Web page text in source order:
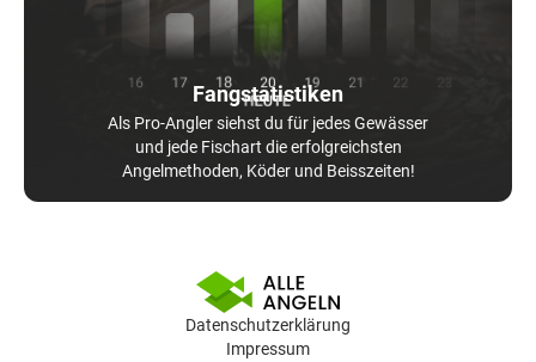
Fangstatistiken
Als Pro-Angler siehst du für jedes Gewässer
und jede Fischart die erfolgreichsten
Angelmethoden, Köder und Beisszeiten!
Datenschutzerklärung
Impressum